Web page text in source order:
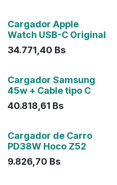
Agotado
Cargador Apple
Watch USB-C Original
34.771,40 Bs
Agotado
Cargador Samsung
45w + Cable tipo C
40.818,61 Bs
Cargador de Carro
PD38W Hoco Z52
9.826,70 Bs